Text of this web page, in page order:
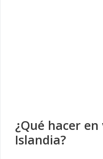
¿Qué hacer
Islandia?